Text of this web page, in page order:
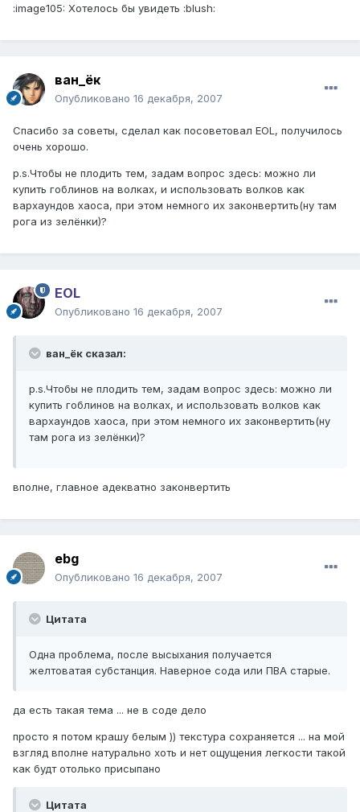
:image105: Хотелось бы увидеть :blush:
ван_ёк
Опубликовано 16 декабря, 2007
Спасибо за советы, сделал как посоветовал EOL, получилось
очень хорошо.
p.s.Чтобы не плодить тем, задам вопрос здесь: можно ли
купить гоблинов на волках, и использовать волков как
вархаундов хаоса, при этом немного их законвертить(ну там
рога из зелёнки)?
EOL
Опубликовано 16 декабря, 2007
ван_ёк сказал:
p.s.Чтобы не плодить тем, задам вопрос здесь: можно ли
купить гоблинов на волках, и использовать волков как
вархаундов хаоса, при этом немного их законвертить(ну
там рога из зелёнки)?
вполне, главное адекватно законвертить
ebg
Опубликовано 16 декабря, 2007
Цитата
Одна проблема, после высыхания получается
желтоватая субстанция. Наверное сода или ПВА старые.
да есть такая тема ... не в соде дело
просто я потом крашу белым )) текстура сохраняется ... на мой
взгляд вполне натурально хоть и нет ощущения легкости такой
как будт отолько присыпано
Цитата